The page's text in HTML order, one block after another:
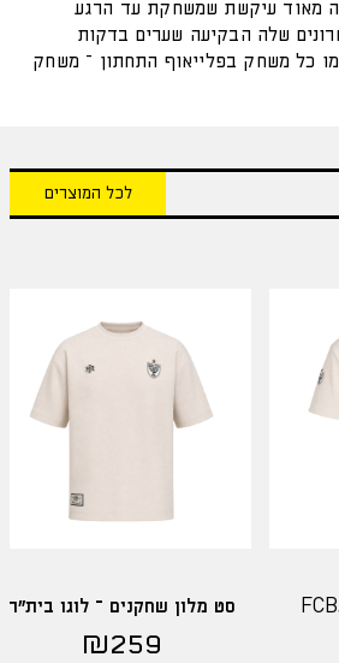
מאוד עיקשת שמשחקת עד הרגע
שלה הבקיעה שערים בדקות
כמו כל משחק בפלייאוף התחתון – משחק
לכל המוצרים
סט מלון שחקנים – לוגו בית"ר
₪259